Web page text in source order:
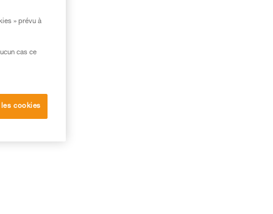
» prévu à
cas ce
cookies